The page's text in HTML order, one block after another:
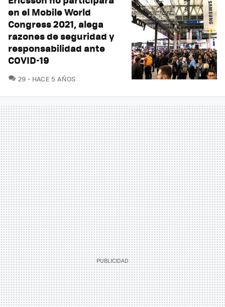
en el Mobile World
Congress 2021, alega
razones de seguridad y
responsabilidad ante
COVID-19
29 COMENTARIOS
HACE 5 AÑOS